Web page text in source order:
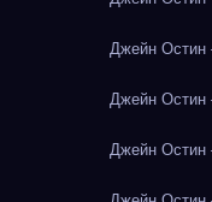
Джейн Остин
Джейн Остин
Джейн Остин